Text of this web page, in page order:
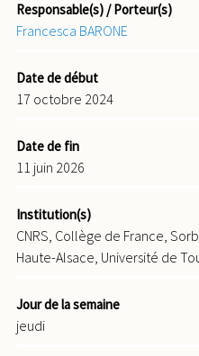
Responsable(s) / Porteur(s)
Francesca BARONE
Date de début
17 octobre 2024
Date de fin
11 juin 2026
Institution(s)
CNRS, Collège de France,
Haute-Alsace, Université de
Jour de la semaine
jeudi